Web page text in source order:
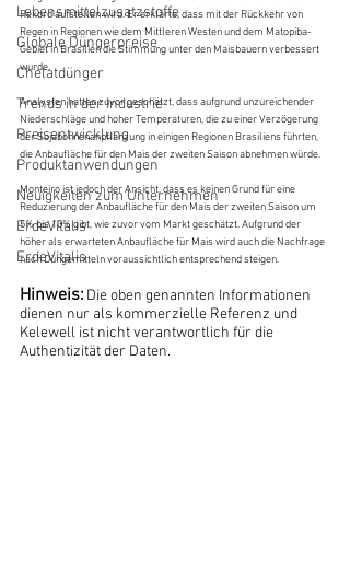
Lebensmittelzusatzstoffe
Globale Düngerpreise
Chelatdünger
Trends in der Industrie
Preisentwicklung
Produktanwendungen
Neuigkeiten zum Unternehmen
ErdeVitalis
ErdeVitalis
Rekord aufstellen wird. Er erklärte, dass mit der Rückkehr von
Regen in Regionen wie dem Mittleren Westen und dem Matopiba-
Gebiet in Brasilien die Stimmung unter den Maisbauern verbessert
wurde.
Analysten hatten zuvor geschätzt, dass aufgrund unzureichender
Niederschläge und hoher Temperaturen, die zu einer Verzögerung
der Sojabohnenanpflanzung in einigen Regionen Brasiliens führten,
die Anbaufläche für den Mais der zweiten Saison abnehmen würde.
Monteiro ist jedoch der Ansicht, dass es keinen Grund für eine
Reduzierung der Anbaufläche für den Mais der zweiten Saison um
5% bis 10% gibt, wie zuvor vom Markt geschätzt. Aufgrund der
höher als erwarteten Anbaufläche für Mais wird auch die Nachfrage
nach Düngemitteln voraussichtlich entsprechend steigen.
Hinweis: Die oben genannten Informationen
dienen nur als kommerzielle Referenz und
Kelewell ist nicht verantwortlich für die
Authentizität der Daten.